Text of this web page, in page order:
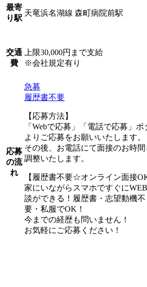
最寄
り駅
天竜浜名湖線 森町病院前駅
交通
費
上限30,000円まで支給
※会社規定有り
応募
の流
れ
急募
履歴書不要
【応募方法】
「Webで応募」「電話で応募」ボ
よりご応募をお願いいたします。
その後、お電話にて面接のお時間
調整いたします。
【履歴書不要☆オンライン面接OK
家にいながらスマホですぐに
談ができる！履歴書・志望動機不
要・私服でOK！
今までの経歴も問いません！
お気軽にご応募ください！